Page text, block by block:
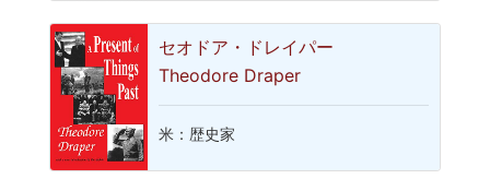
セオドア・ドレイパー
Theodore Draper
米：歴史家